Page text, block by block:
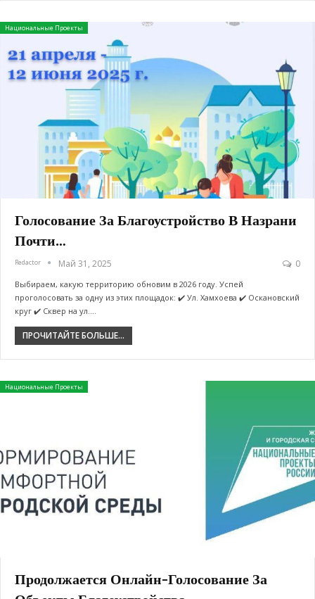
Национальные Проекты
Голосование За Благоустройство В Назрани
Почти…
Redactor Май 31, 2025 0
Выбираем, какую территорию обновим в 2026 году. Успей
проголосовать за одну из этих площадок: ✔️ Ул. Хамхоева ✔️ Оскановский
круг ✔️ Сквер на ул.…
ПРОЧИТАЙТЕ БОЛЬШЕ...
Национальные Проекты
Продолжается Онлайн-Голосование За